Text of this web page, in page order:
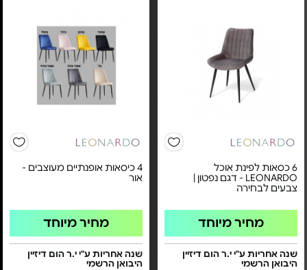
6 כסאות לפינת אוכל
LEONARDO - דגם נפטון |
צבעים לבחירה
מחיר מיוחד
שנה אחריות ע"י י.ר הום דיזיין
היבואן הרשמי
4 כיסאות אופנתיים מעוצבים -
אור
מחיר מיוחד
שנה אחריות ע"י י.ר הום דיזיין
היבואן הרשמי